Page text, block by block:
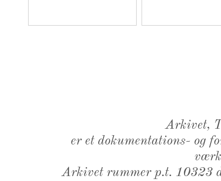
Arkivet,
er et dokumentations- og
Arkivet rummer p.t. 10323